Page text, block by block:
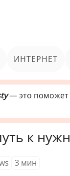
ИНТЕРНЕТ
— это поможет
к
3 мин